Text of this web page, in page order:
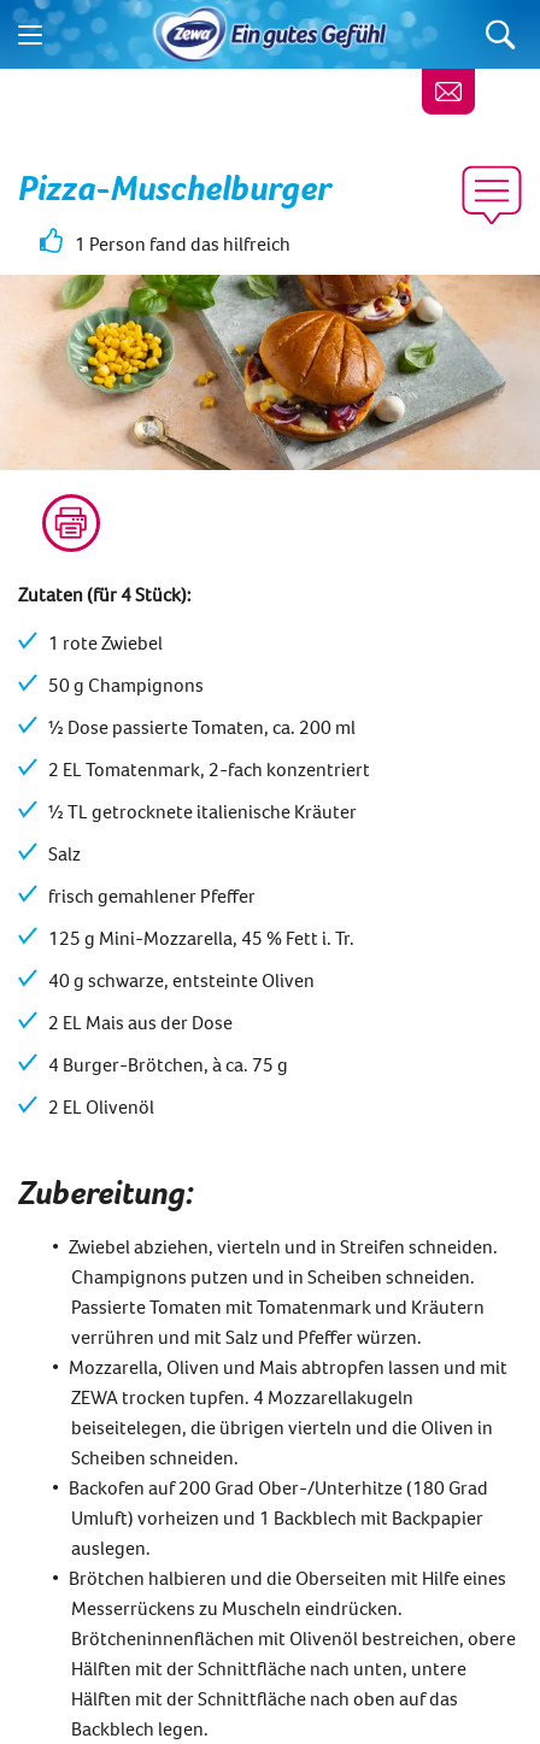
Pizza-Muschelburger
1 Person fand das hilfreich
Zutaten (für 4 Stück):
1 rote Zwiebel
50 g Champignons
½ Dose passierte Tomaten, ca. 200 ml
2 EL Tomatenmark, 2-fach konzentriert
½ TL getrocknete italienische Kräuter
Salz
frisch gemahlener Pfeffer
125 g Mini-Mozzarella, 45 % Fett i. Tr.
40 g schwarze, entsteinte Oliven
2 EL Mais aus der Dose
4 Burger-Brötchen, à ca. 75 g
2 EL Olivenöl
Zubereitung:
Zwiebel abziehen, vierteln und in Streifen schneiden.
Champignons putzen und in Scheiben schneiden.
Passierte Tomaten mit Tomatenmark und Kräutern
verrühren und mit Salz und Pfeffer würzen.
Mozzarella, Oliven und Mais abtropfen lassen und mit
ZEWA trocken tupfen. 4 Mozzarellakugeln
beiseitelegen, die übrigen vierteln und die Oliven in
Scheiben schneiden.
Backofen auf 200 Grad Ober-/Unterhitze (180 Grad
Umluft) vorheizen und 1 Backblech mit Backpapier
auslegen.
Brötchen halbieren und die Oberseiten mit Hilfe eines
Messerrückens zu Muscheln eindrücken.
Brötcheninnenflächen mit Olivenöl bestreichen, obere
Hälften mit der Schnittfläche nach unten, untere
Hälften mit der Schnittfläche nach oben auf das
Backblech legen.